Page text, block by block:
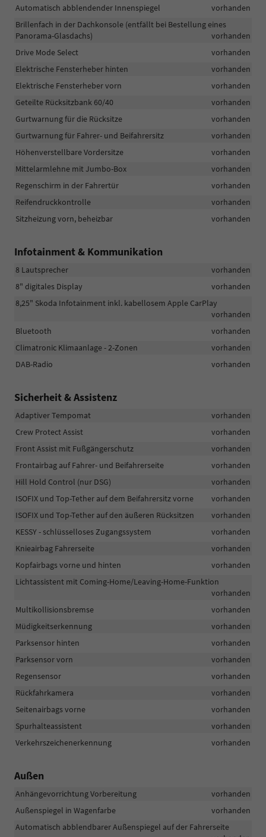
Automatisch abblendender Innenspiegel
vorhanden
Brillenfach in der Dachkonsole (entfällt bei Bestellung eines
Panorama-Glasdachs)
vorhanden
Drive Mode Select
vorhanden
Elektrische Fensterheber hinten
vorhanden
Elektrische Fensterheber vorn
vorhanden
Geteilte Rücksitzbank 60/40
vorhanden
Gurtwarnung für die Rücksitze
vorhanden
Gurtwarnung für Fahrer- und Beifahrersitz
vorhanden
Höhenverstellbare Vordersitze
vorhanden
Mittelarmlehne mit Jumbo-Box
vorhanden
Regenschirm in der Fahrertür
vorhanden
Reifendruckkontrolle
vorhanden
Sitzheizung vorn, beheizbar
vorhanden
Infotainment & Kommunikation
8 Lautsprecher
vorhanden
8" digitales Display
vorhanden
8,25" Skoda Infotainment inkl. kabellosem Apple CarPlay
vorhanden
Bluetooth
vorhanden
Climatronic Klimaanlage - 2-Zonen
vorhanden
DAB-Radio
vorhanden
Sicherheit & Assistenz
Adaptiver Tempomat
vorhanden
Crew Protect Assist
vorhanden
Front Assist mit Fußgängerschutz
vorhanden
Frontairbag auf Fahrer- und Beifahrerseite
vorhanden
Hill Hold Control (nur DSG)
vorhanden
ISOFIX und Top-Tether auf dem Beifahrersitz vorne
vorhanden
ISOFIX und Top-Tether auf den äußeren Rücksitzen
vorhanden
KESSY - schlüsselloses Zugangssystem
vorhanden
Knieairbag Fahrerseite
vorhanden
Kopfairbags vorne und hinten
vorhanden
Lichtassistent mit Coming-Home/Leaving-Home-Funktion
vorhanden
Multikollisionsbremse
vorhanden
Müdigkeitserkennung
vorhanden
Parksensor hinten
vorhanden
Parksensor vorn
vorhanden
Regensensor
vorhanden
Rückfahrkamera
vorhanden
Seitenairbags vorne
vorhanden
Spurhalteassistent
vorhanden
Verkehrszeichenerkennung
vorhanden
Außen
Anhängevorrichtung Vorbereitung
vorhanden
Außenspiegel in Wagenfarbe
vorhanden
Automatisch abblendbarer Außenspiegel auf der Fahrerseite